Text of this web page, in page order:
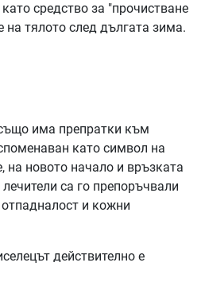
средство за "прочистване
на тялото след дългата зима.
има препратки към
като символ на
на новото начало и връзката
са го препоръчвали
и кожни
действително е